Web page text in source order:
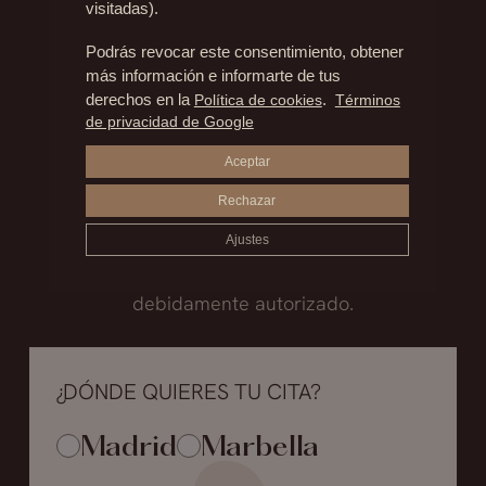
Madrid
+34.915.540.924
+34.628.718.250
Marbella
+34.952.850.468
+34.602.259.697
debidamente autorizado.
¿DÓNDE QUIERES TU CITA?
Madrid Marbella
visitadas).
Podrás revocar este consentimiento, obtener
más información e informarte de tus
derechos en la Política de cookies. Términos
de privacidad de Google
Aceptar
Rechazar
Ajustes